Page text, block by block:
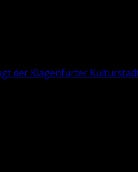
der Kla­gen­fur­ter